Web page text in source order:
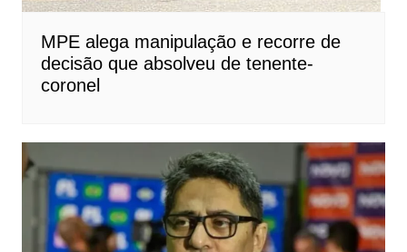
MPE alega manipulação e recorre de
decisão que absolveu de tenente-
coronel